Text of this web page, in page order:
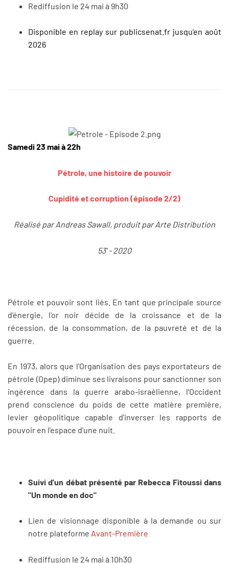
Rediffusion le 24 mai à 9h30
Disponible en replay sur publicsenat.fr jusqu'en août
2026
Samedi 23 mai à 22h
Pétrole, une histoire de pouvoir
Cupidité et corruption (épisode 2/2)
Réalisé par Andreas Sawall, produit par Arte Distribution
53' - 2020
Pétrole et pouvoir sont liés. En tant que principale source
d'énergie, l'or noir décide de la croissance et de la
récession, de la consommation, de la pauvreté et de la
guerre.
En 1973, alors que l'Organisation des pays exportateurs de
pétrole (Opep) diminue ses livraisons pour sanctionner son
ingérence dans la guerre arabo-israélienne, l'Occident
prend conscience du poids de cette matière première,
levier géopolitique capable d'inverser les rapports de
pouvoir en l'espace d'une nuit.
Suivi d'un débat présenté par Rebecca Fitoussi dans
"Un monde en doc"
Lien de visionnage disponible à la demande ou sur
notre plateforme Avant-Première
Rediffusion le 24 mai à 10h30